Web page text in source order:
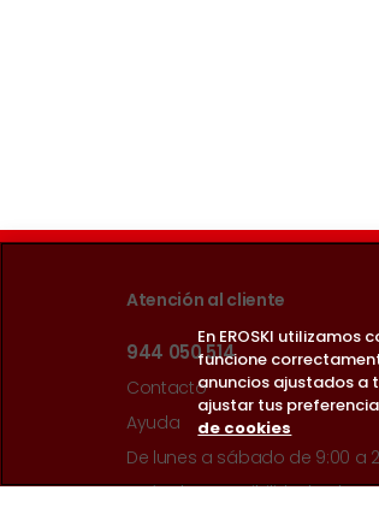
Atención al cliente
944 050 514
Contacto
Ayuda
De lunes a sábado de 9:00 a
Guía de accesibilidad web
En EROSKI
funcione
anuncios ajustados a
ajustar tus
de cookies